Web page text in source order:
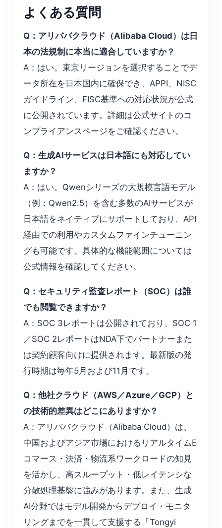
よくある質問
Q：アリババクラウド（Alibaba Cloud）は日
本の法規制に本当に適合していますか？
A：はい。東京リージョンを選択することでデ
ータ所在を日本国内に確保でき、APPI、NISC
ガイドライン、FISC基準への対応状況が公式
に公開されています。詳細は公式サイトのコ
ンプライアンスページをご確認ください。
Q：生成AIサービスは日本語にも対応してい
ますか？
A：はい。Qwenシリーズの大規模言語モデル
（例：Qwen2.5）を含む多数のAIサービスが
日本語をネイティブにサポートしており、API
経由での利用やカスタムファインチューニン
グも可能です。具体的な機能範囲については
公式情報を確認してください。
Q：セキュリティ監査レポート（SOC）は誰
でも閲覧できますか？
A：SOC 3レポートは公開されており、SOC 1
／SOC 2レポートはNDA下でパートナーまた
は契約顧客向けに提供されます。最新版の発
行時期は毎年5月および11月です。
Q：他社クラウド（AWS／Azure／GCP）と
の技術的差異はどこにありますか？
A：アリババクラウド（Alibaba Cloud）は、
中国およびアジア市場におけるリアルタイムE
コマース・決済・物流系ワークロードの知見
を活かし、高スループット・低レイテンシな
分散処理基盤に強みがあります。また、生成
AI分野ではモデル開発からデプロイ・モニタ
リングまでを一貫して支援する「Tongyi